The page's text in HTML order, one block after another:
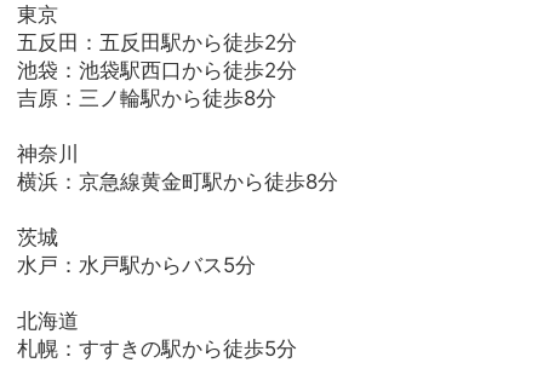
東京
五反田：五反田駅から徒歩2分
池袋：池袋駅西口から徒歩2分
吉原：三ノ輪駅から徒歩8分
神奈川
横浜：京急線黄金町駅から徒歩8分
茨城
水戸：水戸駅からバス5分
北海道
札幌：すすきの駅から徒歩5分